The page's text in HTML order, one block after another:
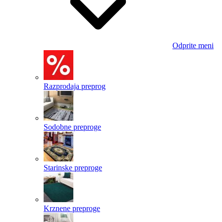
Odprite meni
Razprodaja preprog
Sodobne preproge
Starinske preproge
Krznene preproge